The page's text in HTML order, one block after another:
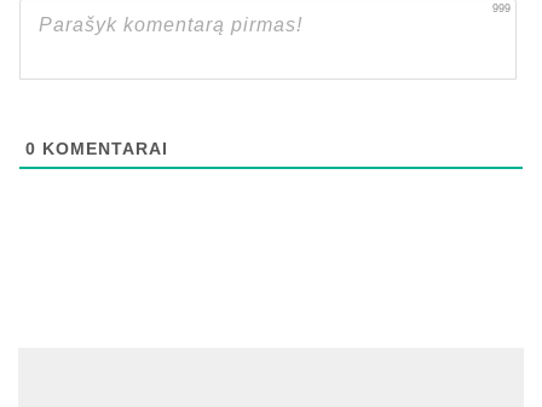
999
0 KOMENTARAI